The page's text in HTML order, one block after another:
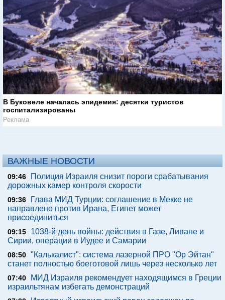
В Буковеле началась эпидемия: десятки туристов
госпитализированы
Реклама
ВАЖНЫЕ НОВОСТИ
09:46
Полиция Израиля снизит пороги срабатывания
дорожных камер контроля скорости
09:36
Глава МИД Турции: соглашение в Мекке не
направлено против Ирана, Египет может
присоединиться
09:15
1038-й день войны: действия в Газе, Ливане и
Сирии, операции в Иудее и Самарии
08:50 "Калькалист": система лазерной ПРО "Ор Эйтан"
станет полностью боеготовой лишь через несколько лет
07:40
МИД Израиля рекомендует находящимся в Греции
израильтянам избегать демонстраций